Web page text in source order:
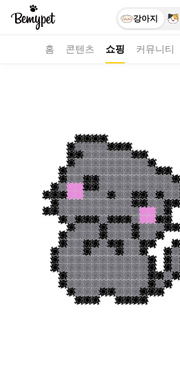
강아지
홈 콘텐츠 쇼핑 커뮤니티